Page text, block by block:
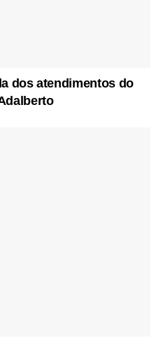
dos atendimentos do